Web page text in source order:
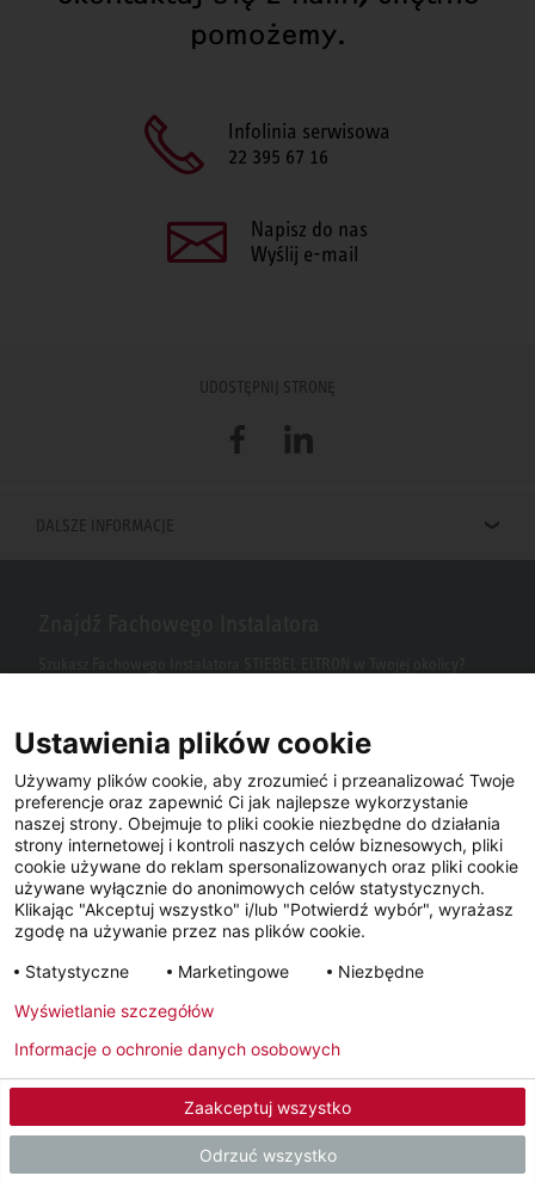
pomożemy.
Infolinia serwisowa
22 395 67 16
Napisz do nas
Wyślij e-mail
UDOSTĘPNIJ STRONĘ
FacebookLinkedIn
DALSZE INFORMACJE
Metryka Polityka prywatności Newsletter
Facebook YouTube LinkedIn
Instagram
© 2026 - STIEBEL ELTRON GmbH & Co. KG (DE)
Ustawienia plików cookie
Używamy plików cookie, aby zrozumieć i przeanalizować Twoje
preferencje oraz zapewnić Ci jak najlepsze wykorzystanie
naszej strony. Obejmuje to pliki cookie niezbędne do działania
strony internetowej i kontroli naszych celów biznesowych, pliki
cookie używane do reklam spersonalizowanych oraz pliki cookie
używane wyłącznie do anonimowych celów statystycznych.
Klikając "Akceptuj wszystko" i/lub "Potwierdź wybór", wyrażasz
zgodę na używanie przez nas plików cookie.
Statystyczne
Marketingowe Niezbędne
Zaakceptuj wszystko
Odrzuć wszystko
Wyświetlanie szczegółów
Informacje o ochronie danych osobowych